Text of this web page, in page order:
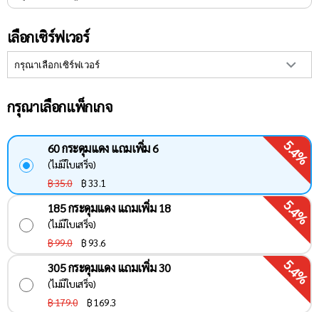
เลือกเซิร์ฟเวอร์
กรุณาเลือกแพ็กเกจ
60 กระดุมแดง แถมเพิ่ม 6
(ไม่มีใบเสร็จ)
฿ 35.0
฿33.1
5.4%
185 กระดุมแดง แถมเพิ่ม 18
(ไม่มีใบเสร็จ)
฿ 99.0
฿93.6
5.4%
305 กระดุมแดง แถมเพิ่ม 30
(ไม่มีใบเสร็จ)
฿ 179.0
฿169.3
5.4%